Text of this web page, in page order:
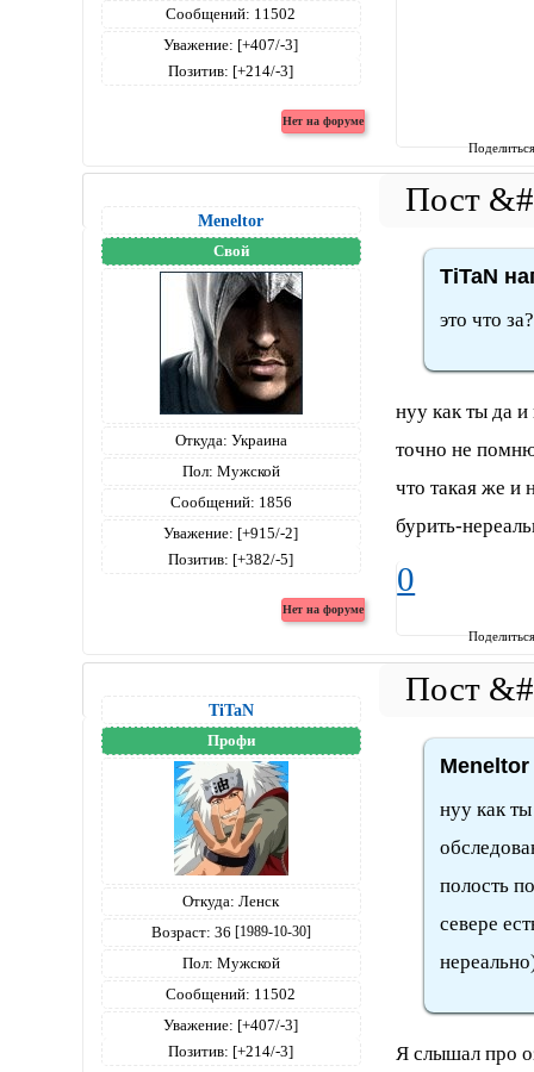
Сообщений: 11502
Уважение: [+407/-3]
Позитив: [+214/-3]
Meneltоr
Свой
Откуда: Украина
Пол: Мужской
Сообщений: 1856
Уважение: [+915/-2]
Позитив: [+382/-5]
TiTaN
это что за?
нуу как ты да
точно не
что такая же и
бурить-
0
TiTaN
Профи
Откуда: Ленск
Возраст: 36 [1989-10-30]
Пол: Мужской
Сообщений: 11502
Уважение: [+407/-3]
Позитив: [+214/-3]
нуу как
полость
севере
Я слышал про